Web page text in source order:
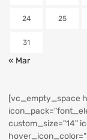
24 25
31
« Mar
[vc_empty_space
custom_size="14"